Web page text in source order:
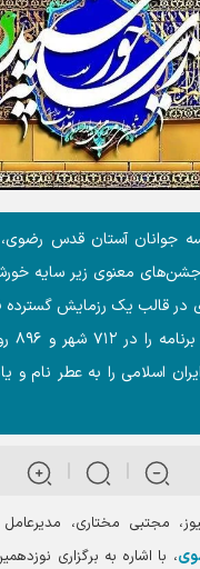
جوانان آستان قدس رضوی،
جشن‌های معنوی زیر سایه
در قالب یک رزمایش گسترده
بیش
اسلامی را به عطر نام و
مجتبی مختاری، مدیرعامل
، با اشاره به برگزاری